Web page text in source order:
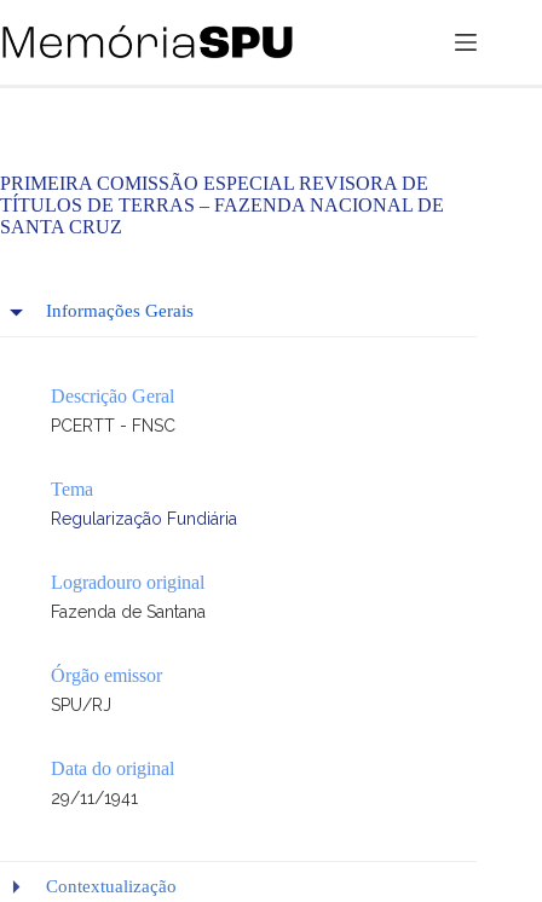
para
o
PRIMEIRA COMISSÃO ESPECIAL REVISORA DE
TÍTULOS DE TERRAS – FAZENDA NACIONAL DE
SANTA CRUZ
Informações Gerais
Descrição Geral
PCERTT - FNSC
Tema
Regularização Fundiária
Logradouro original
Fazenda de Santana
Órgão emissor
SPU/RJ
Data do original
29/11/1941
Contextualização